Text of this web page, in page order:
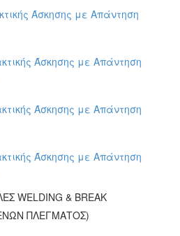
Άσκησης με Απάντηση
Άσκησης με Απάντηση
Άσκησης με Απάντηση
Άσκησης με Απάντηση
WELDING & BREAK
ΠΛΕΓΜΑΤΟΣ)